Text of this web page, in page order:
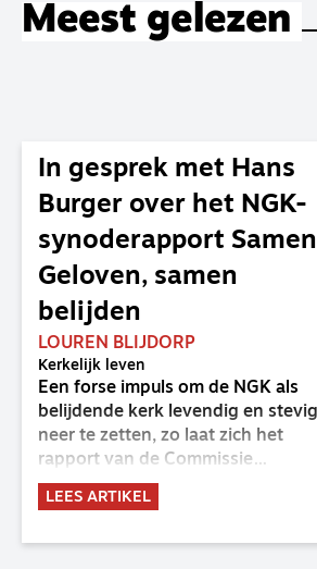
Meest gelezen
In gesprek met Hans
Burger over het NGK-
synoderapport Samen
Geloven, samen
belijden
LOUREN BLIJDORP
Kerkelijk leven
Een forse impuls om de NGK als
belijdende kerk levendig en stevig
neer te zetten, zo laat zich het
rapport van de Commissie
Belijdende Kerk (CBK) lezen. Deze
commissie is al sinds de
LEES ARTIKEL